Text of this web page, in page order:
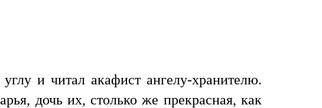
и читал акафист ангелу-хранителю.
дочь их, столько же прекрасная, как